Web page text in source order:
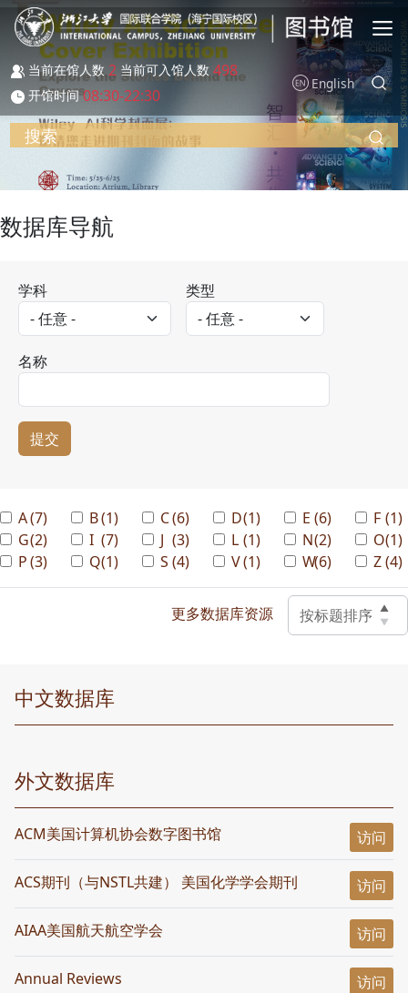
跳转到主要内容
当前在馆人数 2 当前可入馆人数 498
开馆时间 08:30-22:30
English
搜索
数据库导航
学科 类型
名称
提交
(7)
A (1)
B (6)
C (1)
D (6)
E (1)
F
(2)
G (7)
I (3)
J (1)
L (2)
N (1)
O
(3)
P (1)
Q (4)
S (1)
V (6)
W (4)
Z
更多数据库资源 按标题排序 ▲
▼
中文数据库
外文数据库
ACM美国计算机协会数字图书馆 访问
ACS期刊（与NSTL共建） 美国化学学会期刊 访问
AIAA美国航天航空学会 访问
Annual Reviews 访问